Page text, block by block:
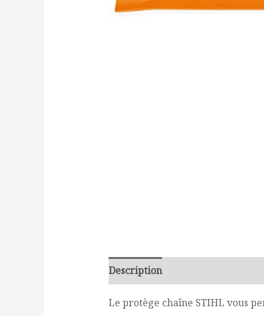
Description
Le protège chaîne STIHL vous